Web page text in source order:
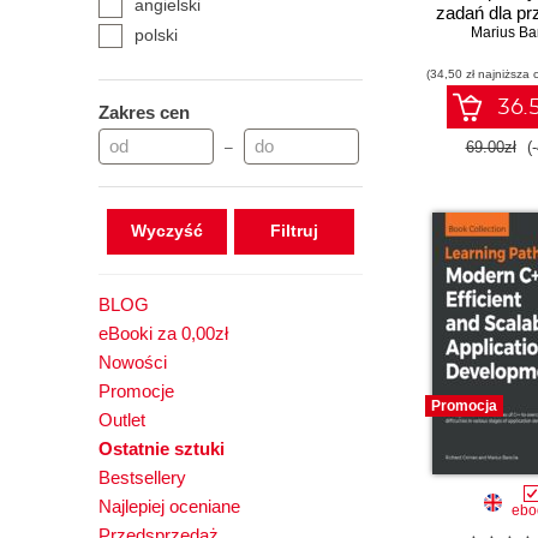
angielski
polski
Zakres cen
–
Wyczyść
BLOG
eBooki za 0,00zł
Nowości
Promocje
Outlet
Ostatnie sztuki
Bestsellery
Najlepiej oceniane
zadań dla
Marius
(34,50 zł najniższa
69.00zł
Promocja